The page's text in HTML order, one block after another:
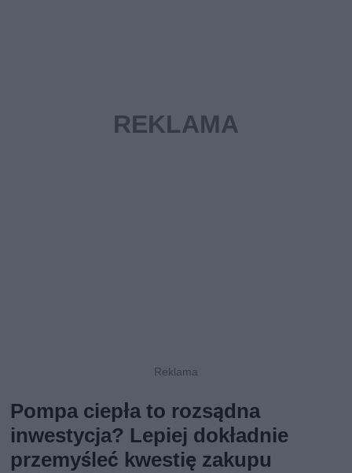
Pompa ciepła to rozsądna
inwestycja? Lepiej dokładnie
przemyśleć kwestię zakupu